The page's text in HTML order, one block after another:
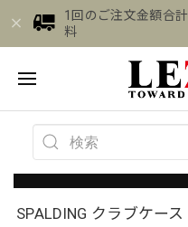
1回のご注文金額合
料
SPALDING クラブケー